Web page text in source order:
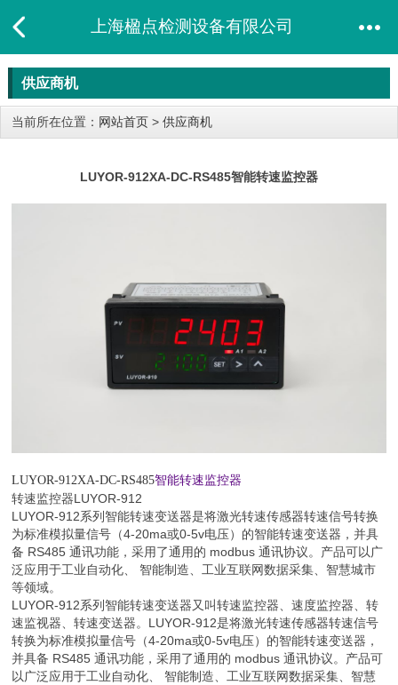
上海楹点检测设备有限公司
供应商机
当前所在位置： 网站首页 > 供应商机
LUYOR-912XA-DC-RS485智能转速监控器
LUYOR-912XA-DC-RS485智能转速监控器
转速监控器LUYOR-912
LUYOR-912系列智能转速变送器是将激光转速传感器转速信号转换
为标准模拟量信号（4-20ma或0-5v电压）的智能转速变送器，并具
备 RS485 通讯功能，采用了通用的 modbus 通讯协议。产品可以广
泛应用于工业自动化、 智能制造、工业互联网数据采集、智慧城市
等领域。
LUYOR-912系列智能转速变送器又叫转速监控器、速度监控器、转
速监视器、转速变送器。LUYOR-912是将激光转速传感器转速信号
转换为标准模拟量信号（4-20ma或0-5v电压）的智能转速变送器，
并具备 RS485 通讯功能，采用了通用的 modbus 通讯协议。产品可
以广泛应用于工业自动化、 智能制造、工业互联网数据采集、智慧